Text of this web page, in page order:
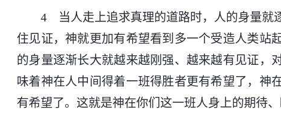
4 当人走上追求真理的道路时，人的身量就
住见证，神就更加有希望看到多一个受造人类站
的身量逐渐长大就越来越刚强、越来越有见证，
味着神在人中间得着一班得胜者更有希望了，神
有希望了。这就是神在你们这一班人身上的期待